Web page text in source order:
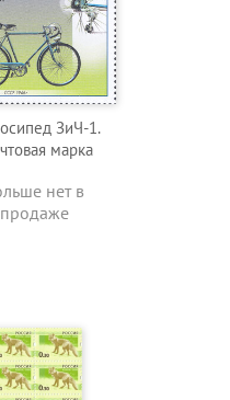
ЗиЧ-1.
марка
нет в
продаже